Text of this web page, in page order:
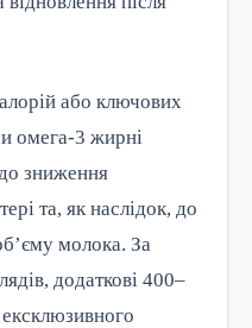
або ключових
омега-3 жирні
зниження
та, як наслідок, до
молока. За
додаткові 400–